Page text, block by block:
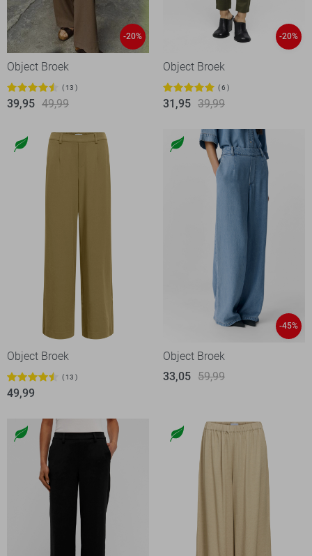
-20%
Object Broek
13
39,95 49,99
-20%
Object Broek
6
31,95 39,99
Object Broek
13
49,99
-45%
Object Broek
33,05 59,99